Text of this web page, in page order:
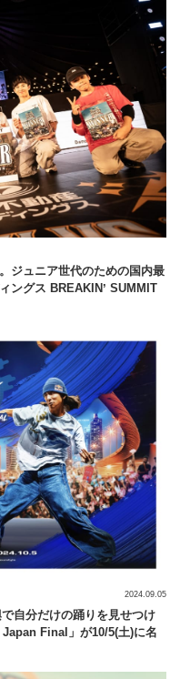
ジュニア世代のための国内最
ングス BREAKINʼ SUMMIT
自分だけの踊りを見せつけ
Final」が10/5(土)に名
2024.09.05